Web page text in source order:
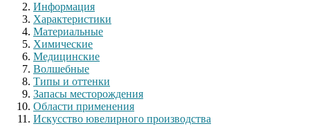
Информация
Характеристики
Материальные
Химические
Медицинские
Волшебные
Типы и оттенки
Запасы месторождения
Области применения
Искусство ювелирного производства